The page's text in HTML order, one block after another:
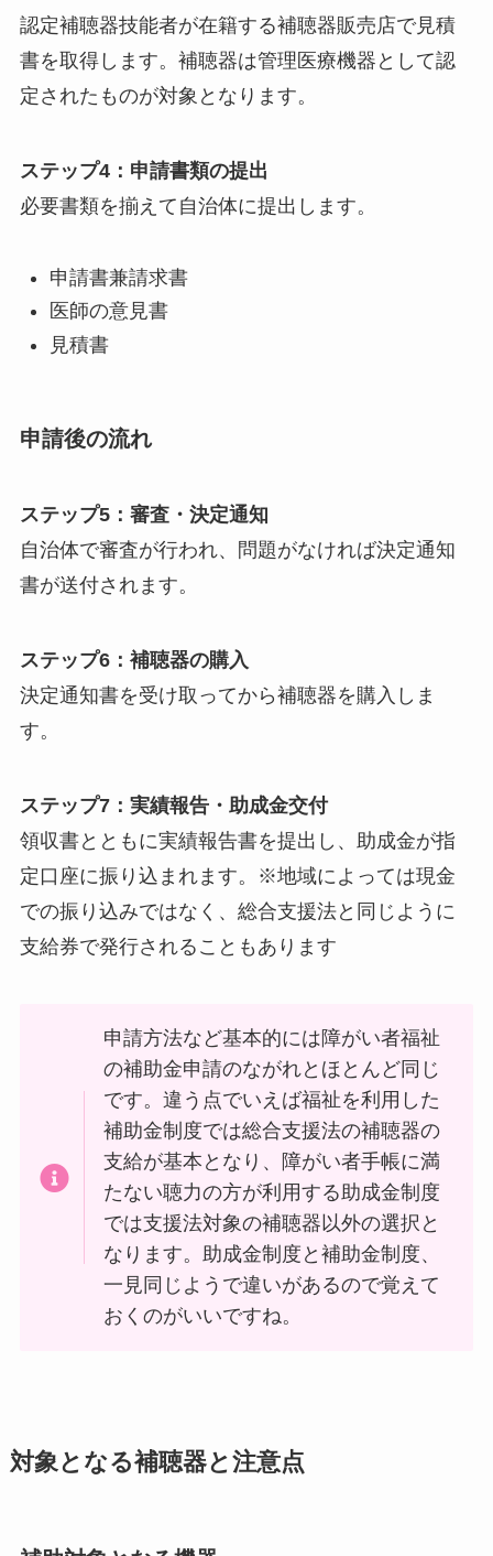
認定補聴器技能者が在籍する補聴器販売店で見積
書を取得します。補聴器は管理医療機器として認
定されたものが対象となります。
ステップ4：申請書類の提出
必要書類を揃えて自治体に提出します。
申請書兼請求書
医師の意見書
見積書
申請後の流れ
ステップ5：審査・決定通知
自治体で審査が行われ、問題がなければ決定通知
書が送付されます。
ステップ6：補聴器の購入
決定通知書を受け取ってから補聴器を購入しま
す。
ステップ7：実績報告・助成金交付
領収書とともに実績報告書を提出し、助成金が指
定口座に振り込まれます。※地域によっては現金
での振り込みではなく、総合支援法と同じように
支給券で発行されることもあります
申請方法など基本的には障がい者福祉
の補助金申請のながれとほとんど同じ
です。違う点でいえば福祉を利用した
補助金制度では総合支援法の補聴器の
支給が基本となり、障がい者手帳に満
たない聴力の方が利用する助成金制度
では支援法対象の補聴器以外の選択と
なります。助成金制度と補助金制度、
一見同じようで違いがあるので覚えて
おくのがいいですね。
対象となる補聴器と注意点